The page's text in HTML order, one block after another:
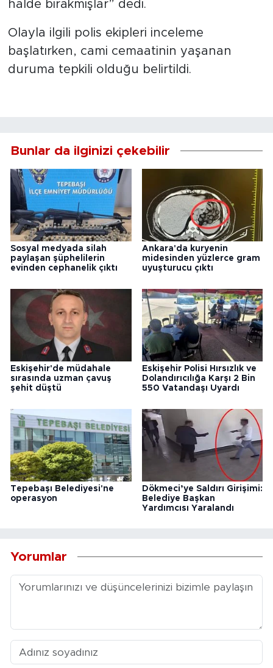
halde bırakmışlar” dedi.
Olayla ilgili polis ekipleri inceleme
başlatırken, cami cemaatinin yaşanan
duruma tepkili olduğu belirtildi.
Bunlar da ilginizi çekebilir
Sosyal medyada silah
paylaşan şüphelilerin
evinden cephanelik çıktı
Ankara'da kuryenin
midesinden yüzlerce gram
uyuşturucu çıktı
Eskişehir'de müdahale
sırasında uzman çavuş
şehit düştü
Eskişehir Polisi Hırsızlık ve
Dolandırıcılığa Karşı 2 Bin
550 Vatandaşı Uyardı
Tepebaşı Belediyesi'ne
operasyon
Dökmeci’ye Saldırı Girişimi:
Belediye Başkan
Yardımcısı Yaralandı
Yorumlar